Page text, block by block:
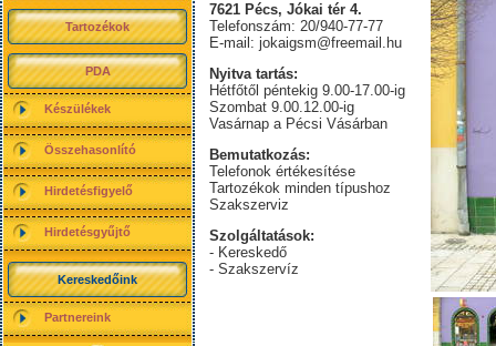
Tartozékok
PDA
Készülékek
Összehasonlító
Hirdetésfigyelő
Hirdetésgyűjtő
Kereskedőink
Partnereink
7621 Pécs, Jókai tér 4.
Telefonszám: 20/940-77-77
E-mail: jokaigsm@freemail.hu
Nyitva tartás:
Hétfőtől péntekig 9.00-17.00-ig
Szombat 9.00.12.00-ig
Vasárnap a Pécsi Vásárban
Bemutatkozás:
Telefonok értékesítése
Tartozékok minden típushoz
Szakszerviz
Szolgáltatások:
- Kereskedő
- Szakszervíz